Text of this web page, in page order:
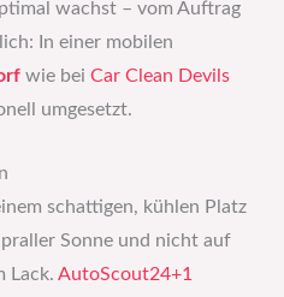
wachst – vom Auftrag
In einer mobilen
wie bei Car Clean Devils
umgesetzt.
schattigen, kühlen Platz
Sonne und nicht auf
Lack. AutoScout24+1